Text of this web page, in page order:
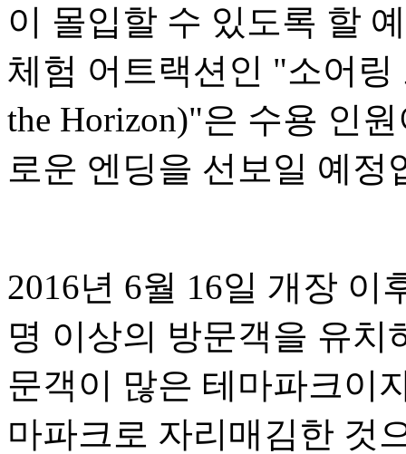
이 몰입할 수 있도록 할
체험 어트랙션인 "소어링
the Horizon)"은 수용 인
로운 엔딩을 선보일 예정
2016년 6월 16일 개장 이
명 이상의 방문객을 유
문객이 많은 테마파크이
마파크로 자리매김한 것